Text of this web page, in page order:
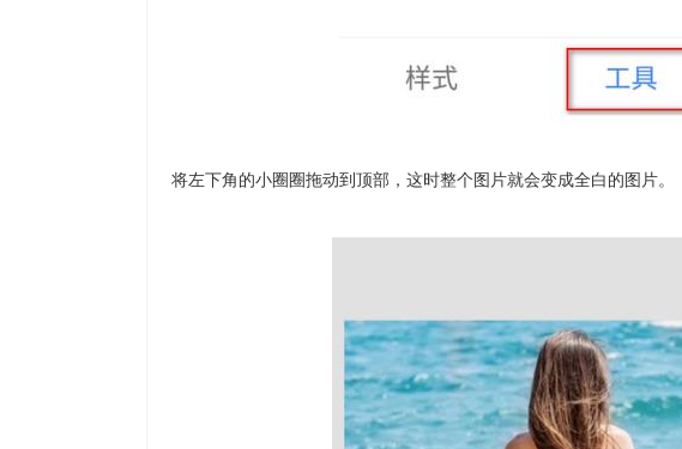
将左下角的小圈圈拖动到顶部，这时整个图片就会变成全白的图片。